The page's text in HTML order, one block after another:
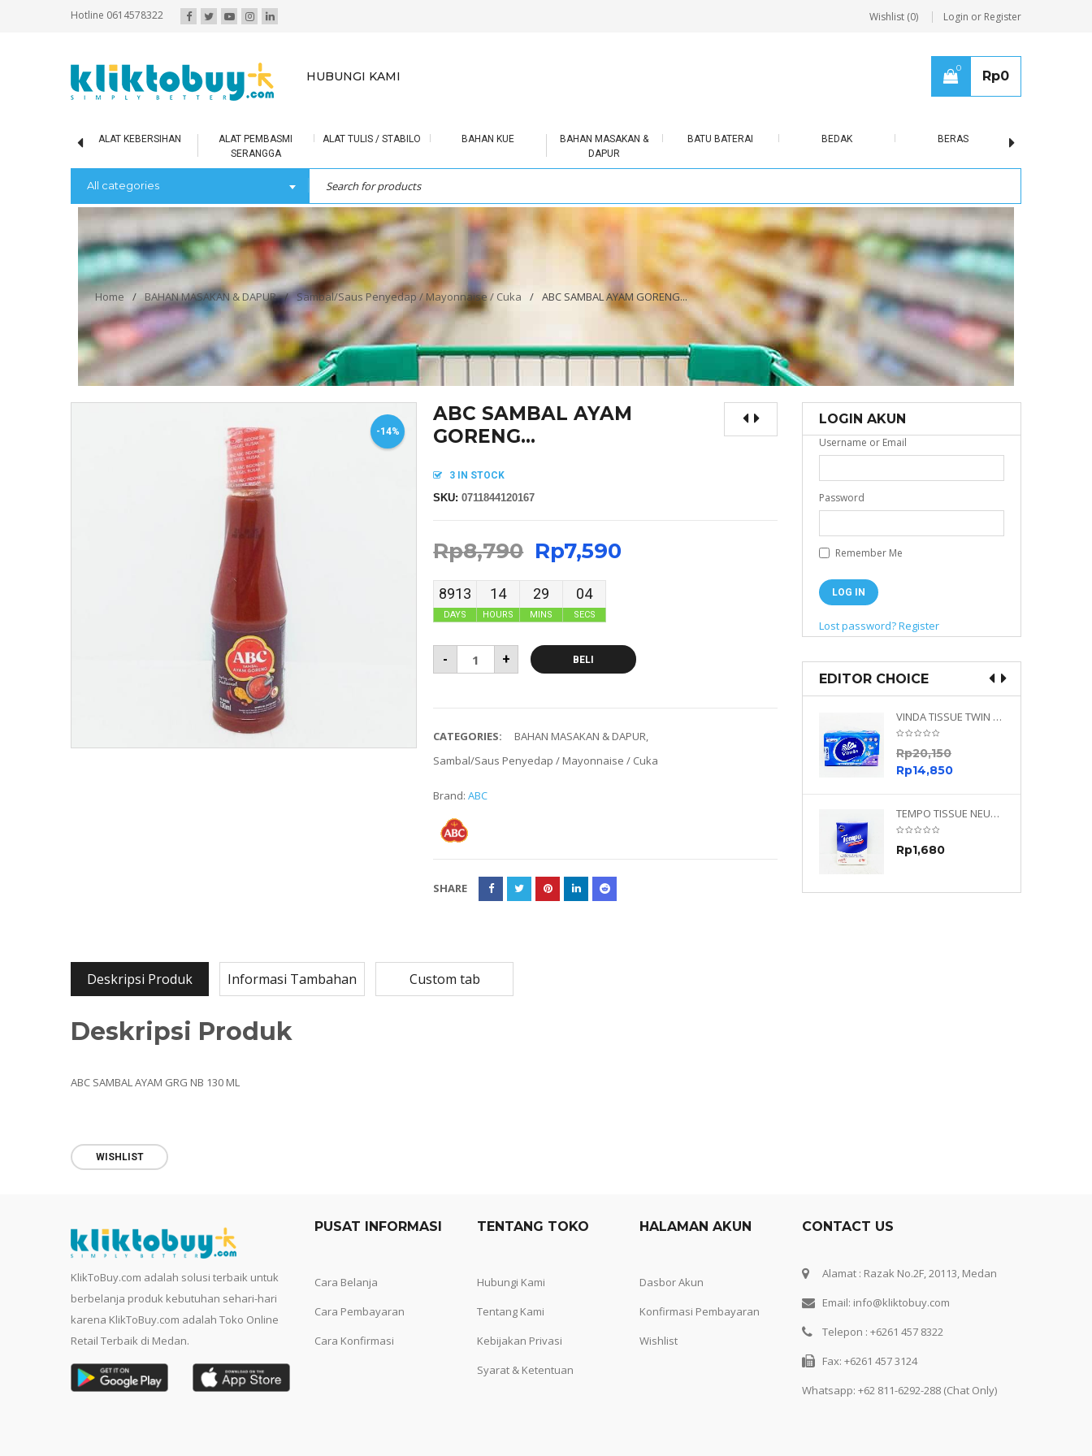
Hotline 0614578322 Wishlist (0) Login or Register
HUBUNGI KAMI
0
Rp0
ALAT KEBERSIHAN
ALAT PEMBASMI
SERANGGA
ALAT TULIS / STABILO BAHAN KUE
BAHAN MASAKAN &
DAPUR
BATU BATERAI BEDAK BERAS
All categories
Home / BAHAN MASAKAN & DAPUR / Sambal/Saus Penyedap / Mayonnaise / Cuka / ABC SAMBAL AYAM GORENG...
-14%
ABC SAMBAL AYAM
GORENG...
3 IN STOCK
SKU:0711844120167
Rp8,790 Rp7,590
8913
DAYS
14
HOURS
29
MINS
04
SECS
- + BELI
CATEGORIES: BAHAN MASAKAN & DAPUR,
Sambal/Saus Penyedap / Mayonnaise / Cuka
Brand:ABC
SHARE
Deskripsi Produk Informasi Tambahan Custom tab
Deskripsi Produk
ABC SAMBAL AYAM GRG NB 130 ML
WISHLIST
LOGIN AKUN
Username or Email
Password
Remember Me
Lost password?Register
EDITOR CHOICE
Rp
VINDA TISSUE TWIN PACK 2 X 330 S
Rp20,150
Rp14,850
TEMPO TISSUE NEUTRAL PETIT 4PLY
Rp1,680
KlikToBuy.com adalah solusi terbaik untuk
berbelanja produk kebutuhan sehari-hari
karena KlikToBuy.com adalah Toko Online
Retail Terbaik di Medan.
PUSAT INFORMASI
Cara Belanja
Cara Pembayaran
Cara Konfirmasi
TENTANG TOKO
Hubungi Kami
Tentang Kami
Kebijakan Privasi
Syarat & Ketentuan
HALAMAN AKUN
Dasbor Akun
Konfirmasi Pembayaran
Wishlist
CONTACT US
Alamat : Razak No.2F, 20113, Medan
Email: info@kliktobuy.com
Telepon : +6261 457 8322
Fax: +6261 457 3124
Whatsapp: +62 811-6292-288 (Chat Only)